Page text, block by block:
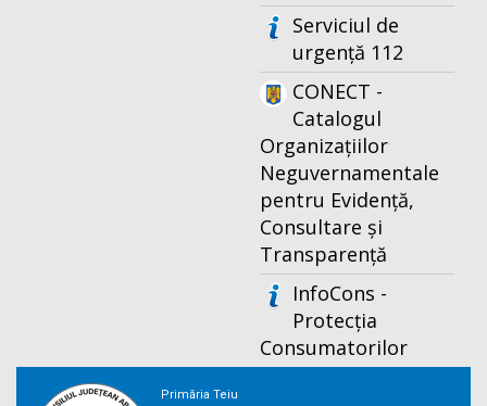
Serviciul de
urgență 112
CONECT -
Catalogul
Organizațiilor
Neguvernamentale
pentru Evidență,
Consultare și
Transparență
InfoCons -
Protecția
Consumatorilor
Primăria Teiu